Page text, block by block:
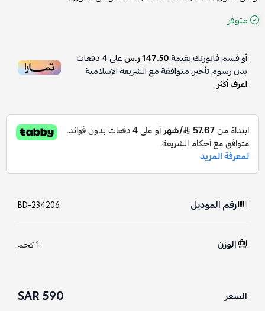
متوفر
أو قسم فاتورتك بقيمة147.50 ر.س على4دفعات
بدون رسوم تأخير، متوافقة مع الشريعة الإسلامية
اعرف أكثر
رقم الموديل BD-234206
الوزن 1 كجم
السعر 590 SAR